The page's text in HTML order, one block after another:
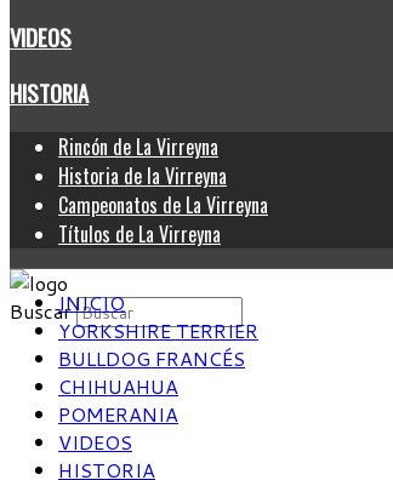
VIDEOS
HISTORIA
Rincón de La Virreyna
Historia de la Virreyna
Campeonatos de La Virreyna
Títulos de La Virreyna
BuscarINICIO
YORKSHIRE TERRIER
BULLDOG FRANCÉS
CHIHUAHUA
POMERANIA
VIDEOS
HISTORIA